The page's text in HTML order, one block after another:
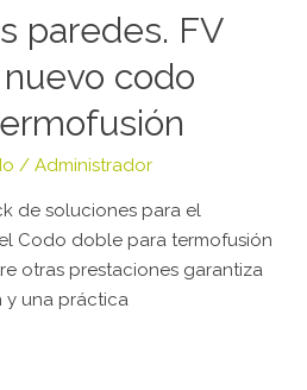
paredes. FV
codo
/Administrador
de soluciones para el
Codo doble para termofusión
otras prestaciones garantiza
y una práctica